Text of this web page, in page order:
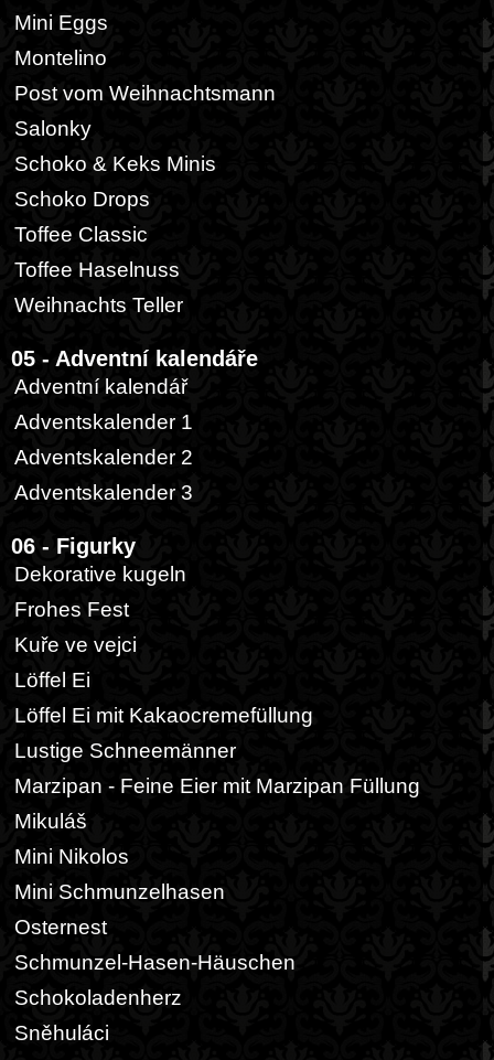
Mini Eggs
Montelino
Post vom Weihnachtsmann
Salonky
Schoko & Keks Minis
Schoko Drops
Toffee Classic
Toffee Haselnuss
Weihnachts Teller
05 - Adventní kalendáře
Adventní kalendář
Adventskalender 1
Adventskalender 2
Adventskalender 3
06 - Figurky
Dekorative kugeln
Frohes Fest
Kuře ve vejci
Löffel Ei
Löffel Ei mit Kakaocremefüllung
Lustige Schneemänner
Marzipan - Feine Eier mit Marzipan Füllung
Mikuláš
Mini Nikolos
Mini Schmunzelhasen
Osternest
Schmunzel-Hasen-Häuschen
Schokoladenherz
Sněhuláci